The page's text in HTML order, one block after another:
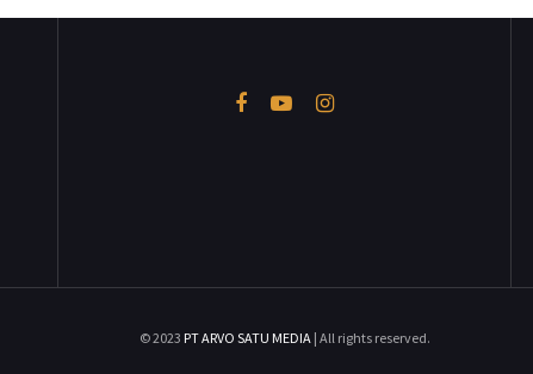
© 2023 PT ARVO SATU MEDIA | All rights reserved.